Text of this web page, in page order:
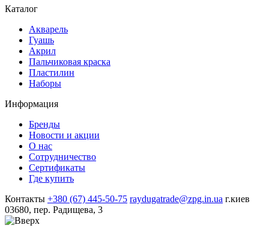
Каталог
Акварель
Гуашь
Акрил
Пальчиковая краска
Пластилин
Наборы
Информация
Бренды
Новости и акции
О нас
Сотрудничество
Сертификаты
Где купить
Контакты +380 (67) 445-50-75 raydugatrade@zpg.in.ua г.киев
03680, пер. Радищева, 3